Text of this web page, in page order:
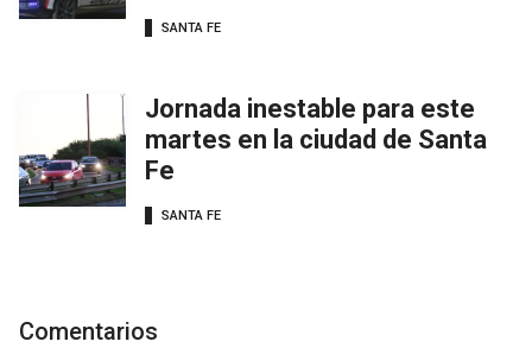
SANTA FE
Jornada inestable para este
martes en la ciudad de Santa
Fe
SANTA FE
Comentarios